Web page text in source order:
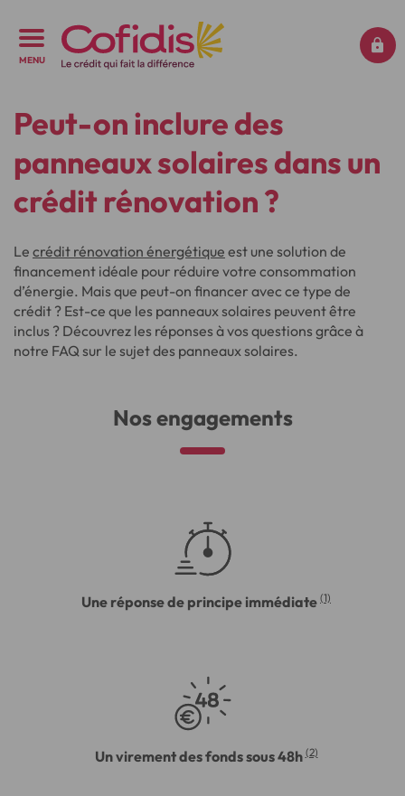
MENU
Peut-on inclure des
panneaux solaires dans un
crédit rénovation ?
Le crédit rénovation énergétique est une solution de
financement idéale pour réduire votre consommation
d’énergie. Mais que peut-on financer avec ce type de
crédit ? Est-ce que les panneaux solaires peuvent être
inclus ? Découvrez les réponses à vos questions grâce à
notre FAQ sur le sujet des panneaux solaires.
Nos engagements
Une réponse de principe immédiate (1)
Un virement des fonds sous 48h (2)